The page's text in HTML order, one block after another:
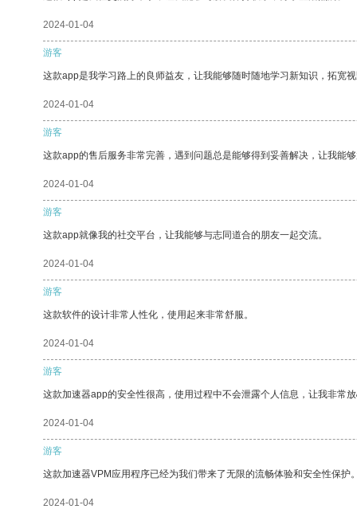
2024-01-04
游客
这款app是我学习路上的良师益友，让我能够随时随地学习新知识，拓宽视
2024-01-04
游客
这款app的售后服务非常完善，遇到问题总是能够得到妥善解决，让我能够
2024-01-04
游客
这款app就像我的社交平台，让我能够与志同道合的朋友一起交流。
2024-01-04
游客
这款软件的设计非常人性化，使用起来非常舒服。
2024-01-04
游客
这款加速器app的安全性很高，使用过程中不会泄露个人信息，让我非常放
2024-01-04
游客
这款加速器VPM应用程序已经为我们带来了无限的流畅体验和安全性保护。
2024-01-04